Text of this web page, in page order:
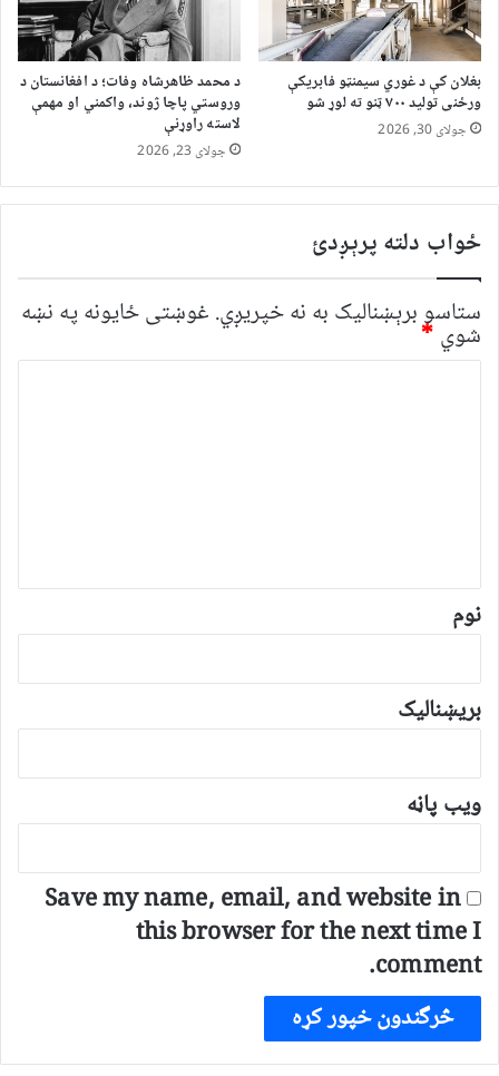
بغلان کې د غوري سیمنټو فابریکې
ورځنی تولید ۷۰۰ ټنو ته لوړ شو
جولای 30, 2026
د محمد ظاهرشاه وفات؛ د افغانستان د
وروستي پاچا ژوند، واکمني او مهمې
لاسته راوړنې
جولای 23, 2026
ځواب دلته پرېږدئ
ستاسو برېښناليک به نه خپريږي. غوښتى ځایونه په نښه
شوي *
*
نوم
بریښنالیک
ویب پاڼه
Save my name, email, and website in
this browser for the next time I
comment.